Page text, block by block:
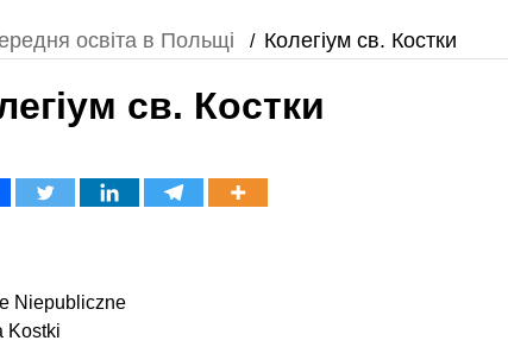
освіта в Польщі / Колегіум св. Костки
св. Костки
Niepubliczne
Kostki